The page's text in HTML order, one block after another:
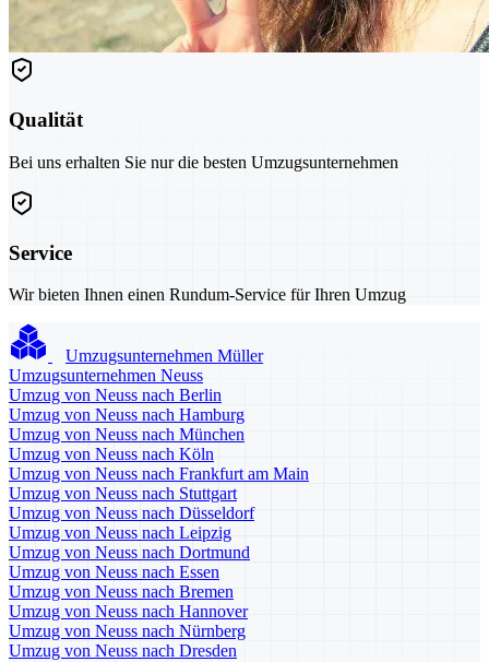
Qualität
Bei uns erhalten Sie nur die besten Umzugsunternehmen
Service
Wir bieten Ihnen einen Rundum-Service für Ihren Umzug
Umzugsunternehmen Müller
Umzugsunternehmen Neuss
Umzug von Neuss nach Berlin
Umzug von Neuss nach Hamburg
Umzug von Neuss nach München
Umzug von Neuss nach Köln
Umzug von Neuss nach Frankfurt am Main
Umzug von Neuss nach Stuttgart
Umzug von Neuss nach Düsseldorf
Umzug von Neuss nach Leipzig
Umzug von Neuss nach Dortmund
Umzug von Neuss nach Essen
Umzug von Neuss nach Bremen
Umzug von Neuss nach Hannover
Umzug von Neuss nach Nürnberg
Umzug von Neuss nach Dresden